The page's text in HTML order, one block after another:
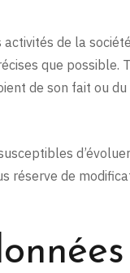
de la
que possible.
de son fait ou
réserve de